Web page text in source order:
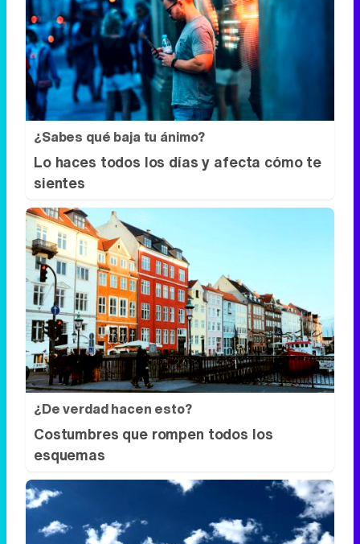
¿Sabes qué baja tu ánimo?
Lo haces todos los días y afecta cómo te
sientes
¿De verdad hacen esto?
Costumbres que rompen todos los
esquemas